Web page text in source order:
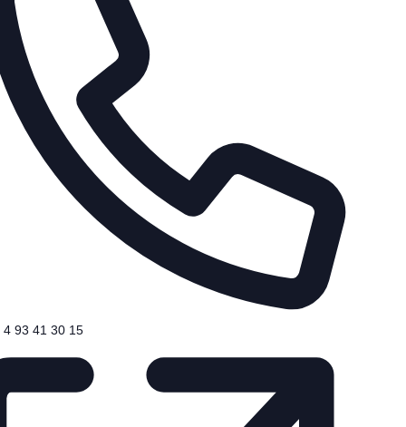
4 93 41 30 15